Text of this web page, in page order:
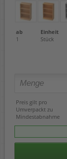
ab Einheit
1
Stück
Preis gilt pro
Umverpackt zu
Mindestabnahme